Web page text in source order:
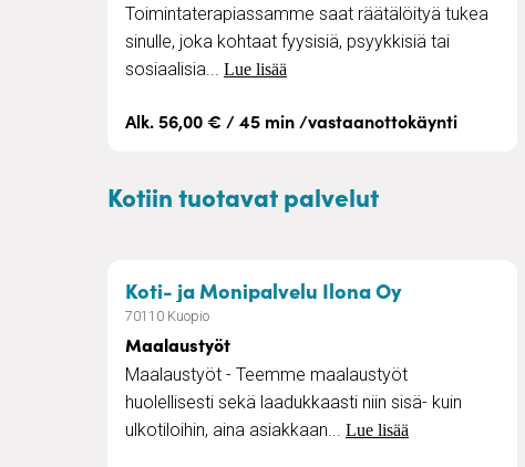
Toimintaterapiassamme saat räätälöityä tukea
sinulle, joka kohtaat fyysisiä, psyykkisiä tai
sosiaalisia... Lue lisää
Alk. 56,00 € / 45 min /vastaanottokäynti
Kotiin tuotavat palvelut
Koti- ja Monipalvelu Ilona Oy– Maalaustyöt
70110 Kuopio
Maalaustyöt
Maalaustyöt - Teemme maalaustyöt
huolellisesti sekä laadukkaasti niin sisä- kuin
ulkotiloihin, aina asiakkaan... Lue lisää